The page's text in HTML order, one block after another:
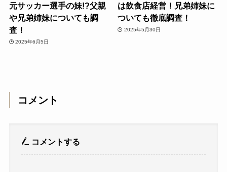
元サッカー選手の妹!?父親
や兄弟姉妹についても調
査！
2025年6月5日
は飲食店経営！兄弟姉妹に
ついても徹底調査！
2025年5月30日
コメント
コメントする